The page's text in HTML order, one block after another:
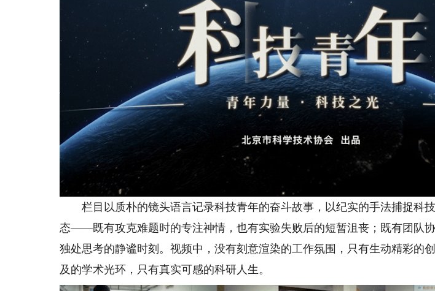
栏目以质朴的镜头语言记录科技青年的奋斗故事，以纪实的手法捕捉科
态——既有攻克难题时的专注神情，也有实验失败后的短暂沮丧；既有团队
独处思考的静谧时刻。视频中，没有刻意渲染的工作氛围，只有生动精彩的
及的学术光环，只有真实可感的科研人生。